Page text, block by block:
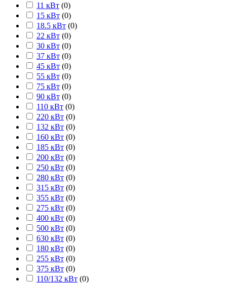
11 кВт (0)
15 кВт (0)
18.5 кВт (0)
22 кВт (0)
30 кВт (0)
37 кВт (0)
45 кВт (0)
55 кВт (0)
75 кВт (0)
90 кВт (0)
110 кВт (0)
220 кВт (0)
132 кВт (0)
160 кВт (0)
185 кВт (0)
200 кВт (0)
250 кВт (0)
280 кВт (0)
315 кВт (0)
355 кВт (0)
275 кВт (0)
400 кВт (0)
500 кВт (0)
630 кВт (0)
180 кВт (0)
255 кВт (0)
375 кВт (0)
110/132 кВт (0)